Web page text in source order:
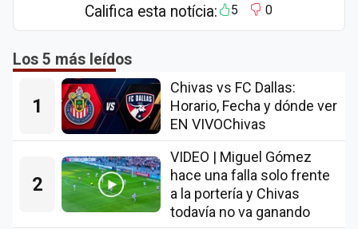
Califica esta notícia: 5 0
Los 5 más leídos
1
Chivas vs FC Dallas:
Horario, Fecha y dónde ver
EN VIVOChivas
2
VIDEO | Miguel Gómez
hace una falla solo frente
a la portería y Chivas
todavía no va ganando